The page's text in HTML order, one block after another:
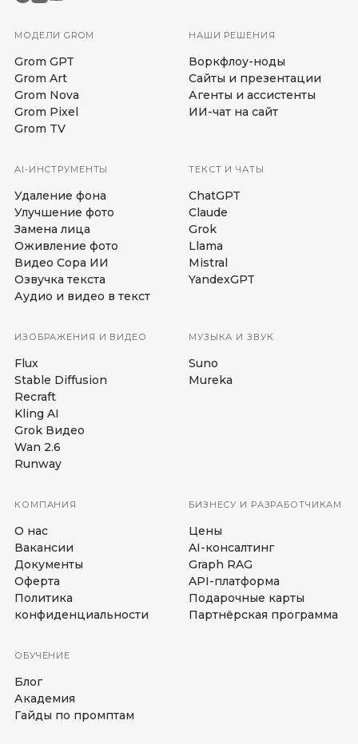
МОДЕЛИ GROM
Grom GPT
Grom Art
Grom Nova
Grom Pixel
Grom TV
НАШИ РЕШЕНИЯ
Воркфлоу-ноды
Сайты и презентации
Агенты и ассистенты
ИИ-чат на сайт
AI-ИНСТРУМЕНТЫ
Удаление фона
Улучшение фото
Замена лица
Оживление фото
Видео Сора ИИ
Озвучка текста
Аудио и видео в текст
ТЕКСТ И ЧАТЫ
ChatGPT
Claude
Grok
Llama
Mistral
YandexGPT
ИЗОБРАЖЕНИЯ И ВИДЕО
Flux
Stable Diffusion
Recraft
Kling AI
Grok Видео
Wan 2.6
Runway
МУЗЫКА И ЗВУК
Suno
Mureka
КОМПАНИЯ
О нас
Вакансии
Документы
Оферта
Политика
конфиденциальности
БИЗНЕСУ И РАЗРАБОТЧИКАМ
Цены
AI-консалтинг
Graph RAG
API-платформа
Подарочные карты
Партнёрская программа
ОБУЧЕНИЕ
Блог
Академия
Гайды по промптам